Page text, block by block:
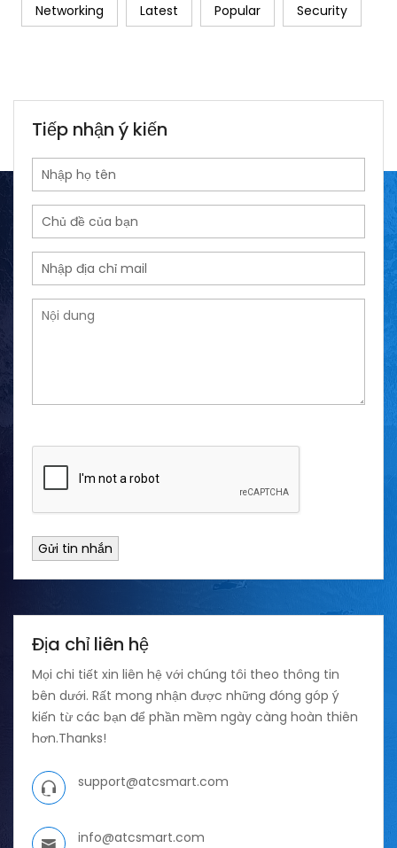
Networking Latest Popular Security
Tiếp nhận ý kiến
Gửi tin nhắn
Địa chỉ liên hệ
Mọi chi tiết xin liên hệ với chúng tôi theo thông tin
bên dưới. Rất mong nhận được những đóng góp ý
kiến từ các bạn để phần mềm ngày càng hoàn thiên
hơn.Thanks!
support@atcsmart.com
info@atcsmart.com